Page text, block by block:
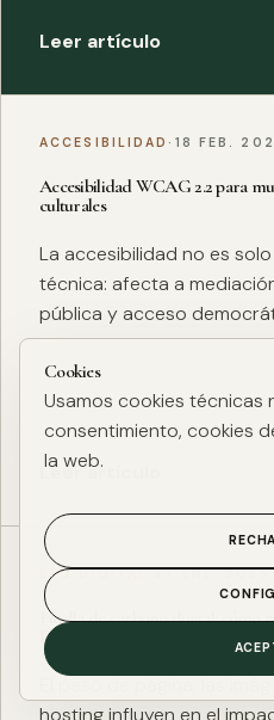
Leer artículo
ACCESIBILIDAD · 18 FEB.
Accesibilidad WCAG 2.2 para
culturales
La accesibilidad no es
técnica: afecta a
pública y acceso
Leer artículo
ESG DIGITAL·27 ENE. 2025
Huella de carbono digital:
ESG de una web
El peso de página, las
hosting influyen en el
Cookies
Usamos cookies técnicas
consentimiento, cookies
la web.